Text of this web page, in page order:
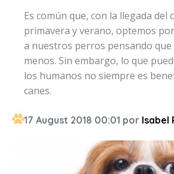
Es común que, con la llegada del
primavera y verano, optemos
a nuestros perros pensando
menos. Sin embargo, lo que
los humanos no siempre es
canes.
17 August 2018 00:01 por Isabel